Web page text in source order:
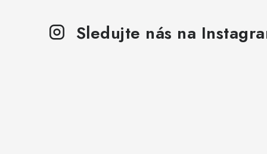
Sledujte nás na